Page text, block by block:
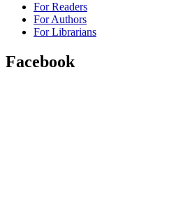
For Readers
For Authors
For Librarians
Facebook